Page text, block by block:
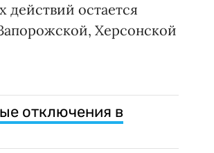
действий остается
Херсонской
отключения в